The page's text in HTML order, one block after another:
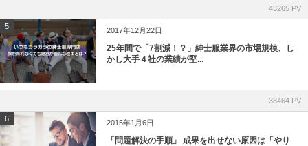
43265 PV
5 2017年12月22日
25年間で「7割減！？」紳士服業界の市場規模、し
かし大手４社の業績が堅...
38464 PV
6 2015年1月6日
「問題解決の手順」 成果を出せない原因は「やり